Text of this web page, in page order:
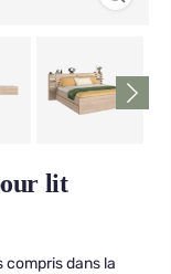
lit
dans la